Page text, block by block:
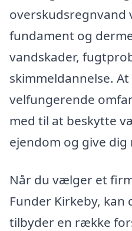
fundament og
vandskader,
skimmeldannelse.
velfungerende
med til at beskytte
ejendom og give dig
Når du vælger et
Funder Kirkeby,
tilbyder en række